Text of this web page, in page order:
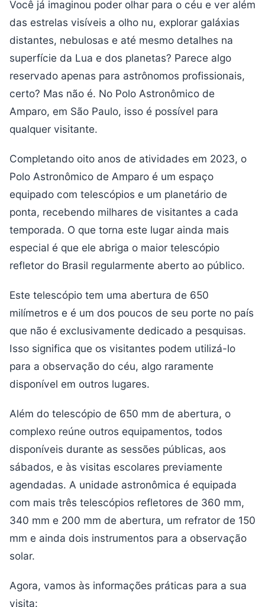
Você já imaginou poder olhar para o céu e ver além
das estrelas visíveis a olho nu, explorar galáxias
distantes, nebulosas e até mesmo detalhes na
superfície da Lua e dos planetas? Parece algo
reservado apenas para astrônomos profissionais,
certo? Mas não é. No Polo Astronômico de
Amparo, em São Paulo, isso é possível para
qualquer visitante.
Completando oito anos de atividades em 2023, o
Polo Astronômico de Amparo é um espaço
equipado com telescópios e um planetário de
ponta, recebendo milhares de visitantes a cada
temporada. O que torna este lugar ainda mais
especial é que ele abriga o maior telescópio
refletor do Brasil regularmente aberto ao público.
Este telescópio tem uma abertura de 650
milímetros e é um dos poucos de seu porte no país
que não é exclusivamente dedicado a pesquisas.
Isso significa que os visitantes podem utilizá-lo
para a observação do céu, algo raramente
disponível em outros lugares.
Além do telescópio de 650 mm de abertura, o
complexo reúne outros equipamentos, todos
disponíveis durante as sessões públicas, aos
sábados, e às visitas escolares previamente
agendadas. A unidade astronômica é equipada
com mais três telescópios refletores de 360 mm,
340 mm e 200 mm de abertura, um refrator de 150
mm e ainda dois instrumentos para a observação
solar.
Agora, vamos às informações práticas para a sua
visita: